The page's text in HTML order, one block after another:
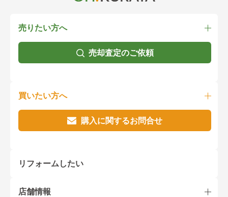
売りたい方へ
売却査定のご依頼
買いたい方へ
購入に関するお問合せ
リフォームしたい
店舗情報